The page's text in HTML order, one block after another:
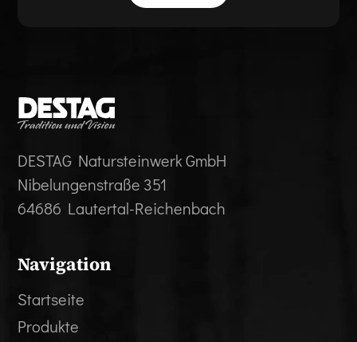
DESTAG Natursteinwerk GmbH
Nibelungenstraße 351
64686 Lautertal-Reichenbach
Navigation
Startseite
Produkte